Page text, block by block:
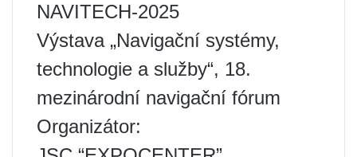
NAVITECH-2025
Výstava „Navigační systémy,
technologie a služby“, 18.
mezinárodní navigační fórum
Organizátor: